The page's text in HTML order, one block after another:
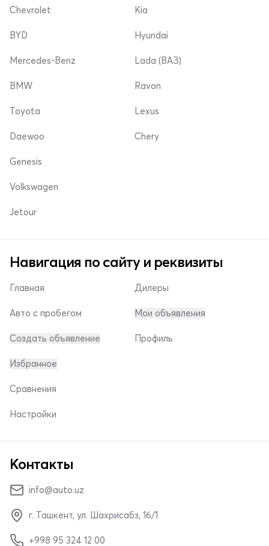
Chevrolet
BYD
Mercedes-Benz
Kia
Hyundai
Lada (ВАЗ)
BMW
Toyota
Daewoo
Ravon
Lexus
Chery
Genesis
Volkswagen
Jetour
Навигация по сайту и реквизиты
Главная
Авто с пробегом
Создать объявление
Дилеры
Мои объявления
Профиль
Избранное
Сравнения
Настройки
Контакты
info@auto.uz
г. Ташкент, ул. Шахрисабз, 16/1
+998 95 324 12 00